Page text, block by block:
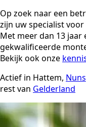
Op zoek naar een
zijn uw specialist
Met meer dan 13 jaar
gekwalificeerde
Bekijk ook onze
Actief in Hattem,
rest van Gelderland